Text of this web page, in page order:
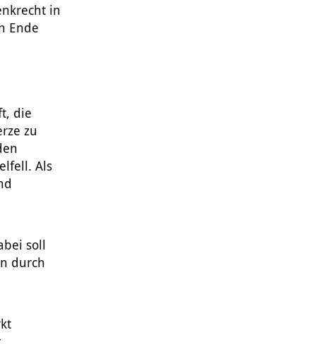
in
Ende
die
zu
Als
soll
durch